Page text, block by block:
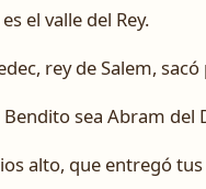
el valle del Rey.
rey de Salem,
sea Abram
alto, que entregó